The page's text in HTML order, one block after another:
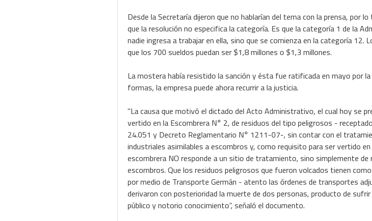
Desde la Secretaría dijeron que no hablarían del tema con la prensa, por
que la resolución no especifica la categoría. Es que la categoría 1 de la
nadie ingresa a trabajar en ella, sino que se comienza en la categoría 12.
que los 700 sueldos puedan ser $1,8 millones o $1,3 millones.
La mostera había resistido la sanción y ésta fue ratificada en mayo por
formas, la empresa puede ahora recurrir a la justicia.
"La causa que motivó el dictado del Acto Administrativo, el cual hoy se
vertido en la Escombrera N° 2, de residuos del tipo peligrosos -
24.051 y Decreto Reglamentario N° 1211-07-, sin contar con el
industriales asimilables a escombros y, como requisito para ser vertido
escombrera NO responde a un sitio de tratamiento, sino simplemente
escombros. Que los residuos peligrosos que fueron volcados tienen
por medio de Transporte Germán - atento las órdenes de transportes
derivaron con posterioridad la muerte de dos personas, producto de
público y notorio conocimiento”, señaló el documento.